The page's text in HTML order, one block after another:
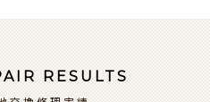
RESULTS